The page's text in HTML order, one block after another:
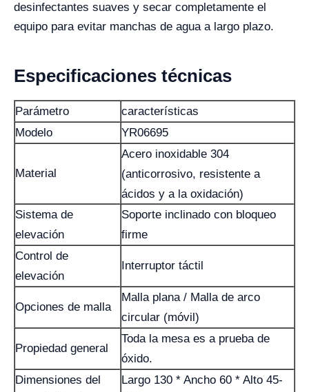
desinfectantes suaves y secar completamente el
equipo para evitar manchas de agua a largo plazo.
Especificaciones técnicas
Parámetro
características
Modelo
YR06695
Material
Acero inoxidable 304
(anticorrosivo, resistente a
ácidos y a la oxidación)
Sistema de
elevación
Soporte inclinado con bloqueo
firme
Control de
elevación
Interruptor táctil
Opciones de malla
Malla plana / Malla de arco
circular (móvil)
Propiedad general
Toda la mesa es a prueba de
óxido.
Dimensiones del
Largo 130 * Ancho 60 * Alto 45-